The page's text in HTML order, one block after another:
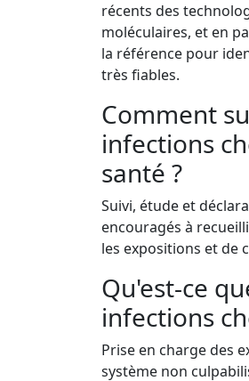
récents des
moléculaires, et en
la référence pour
très fiables.
Comment
infections
santé ?
Suivi, étude et
encouragés à
les expositions et de
Qu'est-ce
infections
Prise en charge des
système non